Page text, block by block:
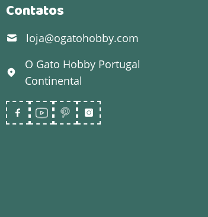
Contatos
loja@ogatohobby.com
O Gato Hobby Portugal
Continental